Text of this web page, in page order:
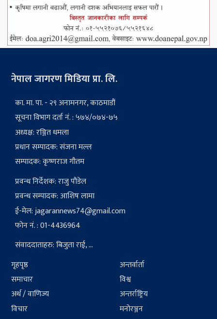
नेपाल जागरण मिडिया प्रा. लि.
का. मा. पा. - २९ अनामनगर, काठमाडौं
सूचना विभाग दर्ता नं. : ५७४/०७४-७५
अध्यक्ष: रञ्जित धमला
प्रधान सम्पादक: संजना मल्ल
सम्पादक: कृष्णराज गौतम
प्रवन्ध निर्देशक: राजु पौडेल
प्रवन्ध सम्पादक: आशिष लामा
ई-मेल:jagarannews74@gmail.com
फोन नं. : 01-4436964
संवाददाताहरु: बिजुता राई, ...
गृहपृष्ठ
समाचार
अर्थ / वाणिज्य
विचार
अन्तर्वार्ता
विश्व
अन्तर्राष्ट्रिय
मनोरञ्जन